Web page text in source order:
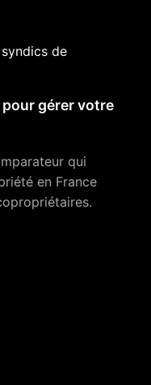
de
gérer votre
qui
en France